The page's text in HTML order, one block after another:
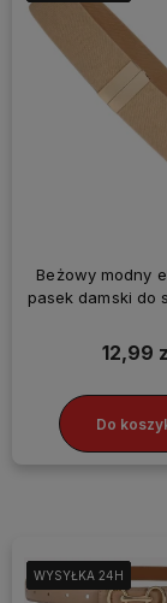
Beżowy modny
pasek damski do
12,99
Do
WYSYŁKA 24H
WYSYŁKA 24H
WYSYŁKA 24H
WYSYŁKA 24H
WYSYŁKA 24H